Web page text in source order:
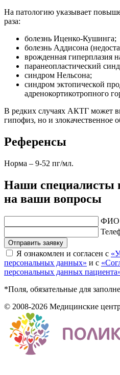
На патологию указывает
раза:
болезнь Иценко-Кушинга;
болезнь Аддисона
врожденная гиперплазия
паранеопластический
синдром Нельсона;
синдром эктопической
адренокортикотропного
В редких случаях АКТГ может
гипофиз, но и злокачественное
Референсы
Норма – 9-52 пг/мл.
Наши специалисты
на ваши вопросы
ФИО
Отправить заявку
Я ознакомлен и согласен с
персональных данных» и с
персональных данных
*Поля, обязательные для
© 2008-2026 Медицинские